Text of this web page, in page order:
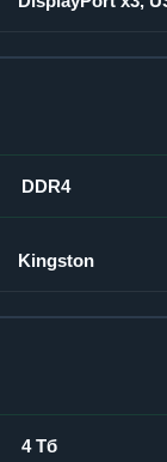
DDR4
Kingston
4 Тб